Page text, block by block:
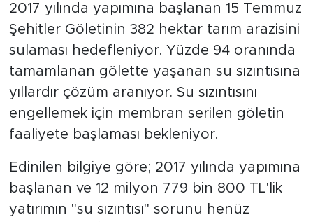
2017 yılında yapımına başlanan 15 Temmuz
Şehitler Göletinin 382 hektar tarım arazisini
sulaması hedefleniyor. Yüzde 94 oranında
tamamlanan gölette yaşanan su sızıntısına
yıllardır çözüm aranıyor. Su sızıntısını
engellemek için membran serilen göletin
faaliyete başlaması bekleniyor.
Edinilen bilgiye göre; 2017 yılında yapımına
başlanan ve 12 milyon 779 bin 800 TL'lik
yatırımın "su sızıntısı" sorunu henüz
Tavz Der
Bingöl Kaza Haberleri